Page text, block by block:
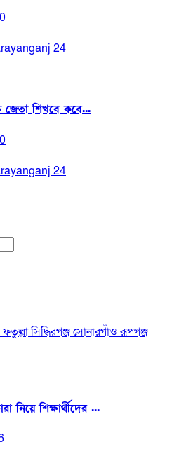
24
জেতা শিখবে কবে...
24
ফতুল্লাসিদ্ধিরগঞ্জসোনারগাঁওরূপগঞ্জ
নিয়ে শিক্ষার্থীদের ...